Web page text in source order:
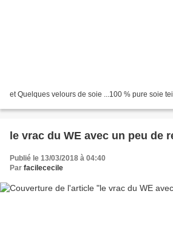
et Quelques velours de soie ...100 % pure soie
le vrac du WE avec un peu de
Publié le 13/03/2018 à 04:40
Par facilececile